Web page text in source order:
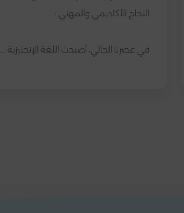
في عصرنا الحالي، أصبحت اللغة الإنجليزية ...